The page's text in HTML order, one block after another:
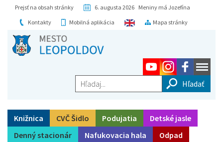
Prejsť na obsah stránky
6. augusta 2026 Meniny má Jozefína
Kontakty
Mobilná aplikácia Mapa stránky
Hľadaj...
Knižnica CVČ Šidlo Podujatia
Detské jasle
Denný stacionár
Nafukovacia hala
Odpad